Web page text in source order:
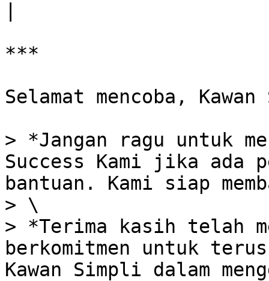
***
Selamat mencoba,
> *Jangan ragu untuk
Success Kami jika ada
bantuan. Kami siap
> \
> *Terima kasih telah
berkomitmen untuk
Kawan Simpli dalam